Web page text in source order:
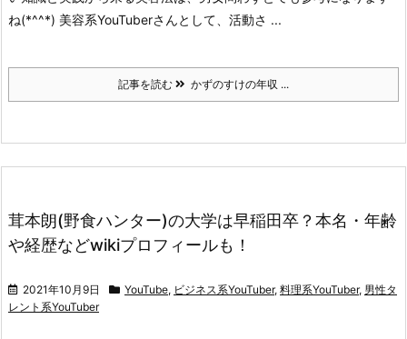
ね(*^^*) 美容系YouTuberさんとして、活動さ ...
記事を読む かずのすけの年収 ...
茸本朗(野食ハンター)の大学は早稲田卒？本名・年齢
や経歴などwikiプロフィールも！
2021年10月9日 YouTube, ビジネス系YouTuber, 料理系YouTuber, 男性タ
レント系YouTuber